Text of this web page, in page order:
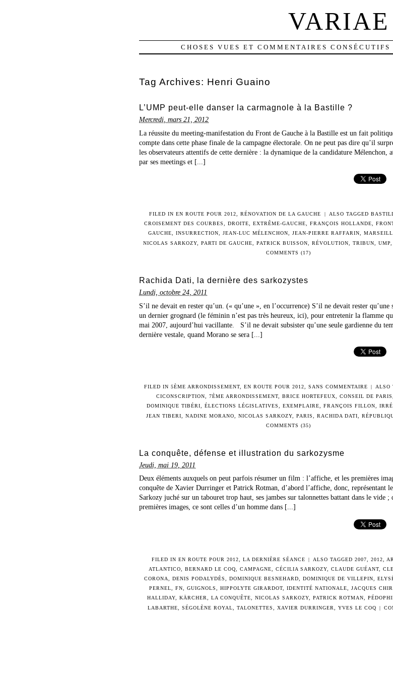
VARIAE
CHOSES VUES ET COMMENTAIRES
Tag Archives: Henri Guaino
L’UMP peut-elle danser la carmagnole à la Bastille ?
Mercredi, mars 21, 2012
La réussite du meeting-manifestation du Front de Gauche à la Bastille est un fait
compte dans cette phase finale de la campagne électorale. On ne peut pas dire qu’il
les observateurs attentifs de cette dernière : la dynamique de la candidature Mélenchon,
par ses meetings et [...]
FILED INEN ROUTE POUR 2012 ,RÉNOVATION DE LA GAUCHE | ALSO TAGGED
CROISEMENT DES COURBES
DROITE EXTRÊME-GAUCHE FRANÇOIS HOLLANDE
GAUCHE
INSURRECTION JEAN-LUC MÉLENCHON JEAN-PIERRE RAFFARIN
NICOLAS SARKOZY, PARTI DE GAUCHE PATRICK BUISSON RÉVOLUTION TRIBUN UMP
COMMENTS (17)
Rachida Dati, la dernière des sarkozystes
Lundi, octobre 24, 2011
S’il ne devait en rester qu’un. (« qu’une », en l’occurrence) S’il ne devait rester qu’une
un dernier grognard (le féminin n’est pas très heureux, ici), pour entretenir la flamme
mai 2007, aujourd’hui vacillante. S’il ne devait subsister qu’une seule gardienne du
dernière vestale, quand Morano se sera [...]
FILED IN 5ÈME ARRONDISSEMENT, EN ROUTE POUR 2012 SANS COMMENTAIRE | ALSO
CICONSCRIPTION
7ÈME ARRONDISSEMENT, BRICE HORTEFEUX CONSEIL DE PARIS
DOMINIQUE TIBÉRI
ÉLECTIONS LÉGISLATIVES EXEMPLAIRE FRANÇOIS FILLON
JEAN TIBERI
,NADINE MORANO ,NICOLAS SARKOZY ,PARIS ,RACHIDA DATI ,
COMMENTS (35)
La conquête, défense et illustration du sarkozysme
Jeudi, mai 19, 2011
Deux éléments auxquels on peut parfois résumer un film : l’affiche, et les premières
conquête de Xavier Durringer et Patrick Rotman, d’abord l’affiche, donc, représentant
Sarkozy juché sur un tabouret trop haut, ses jambes sur talonnettes battant dans le vide ;
premières images, ce sont celles d’un homme dans [...]
FILED IN EN ROUTE POUR 2012 LA DERNIÈRE SÉANCE | ALSO TAGGED2007 ,2012
ATLANTICO
BERNARD LE COQ CAMPAGNE CÉCILIA SARKOZY CLAUDE GUÉANT
CORONA
DENIS PODALYDÈS DOMINIQUE BESNEHARD DOMINIQUE DE VILLEPIN
PERNEL
FN GUIGNOLS HIPPOLYTE GIRARDOT, IDENTITÉ NATIONALE JACQUES
HALLIDAY
KÄRCHER LA CONQUÊTE NICOLAS SARKOZY PATRICK ROTMAN
LABARTHE
SÉGOLÈNE ROYAL TALONETTES XAVIER DURRINGER YVES LE COQ |